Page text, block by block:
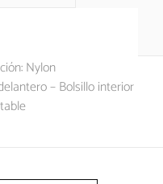
Nylon
– Bolsillo interior